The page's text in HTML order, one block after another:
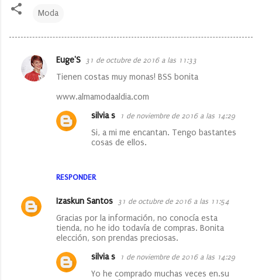
Moda
C
o
Euge'S 31 de octubre de 2016 a las 11:33
Tienen costas muy monas! BSS bonita
www.almamodaaldia.com
RESPONDER
silvia s 1 de noviembre de 2016 a las 14:29
Si, a mi me encantan. Tengo bastantes
cosas de ellos.
Izaskun Santos 31 de octubre de 2016 a las 11:54
Gracias por la información, no conocía esta
tienda, no he ido todavía de compras. Bonita
elección, son prendas preciosas.
silvia s
1 de noviembre de 2016 a las 14:29
Yo he comprado muchas veces en.su